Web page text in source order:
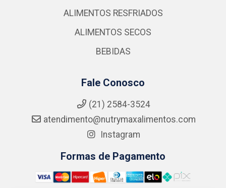
ALIMENTOS RESFRIADOS
ALIMENTOS SECOS
BEBIDAS
Fale Conosco
(21) 2584-3524
atendimento@nutrymaxalimentos.com
Instagram
Formas de Pagamento